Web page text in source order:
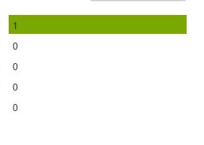
1
0
0
0
0